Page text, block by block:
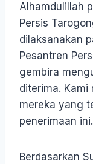
Alhamdulillah
Persis
dilaksanakan
Pesantren
gembira
diterima. Kami
mereka yang
penerimaan ini.
Berdasarkan